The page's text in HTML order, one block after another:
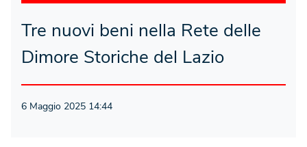
Tre nuovi beni nella Rete delle
Dimore Storiche del Lazio
6 Maggio 2025 14:44